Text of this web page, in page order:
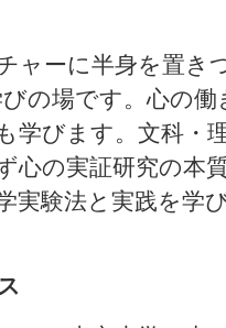
ャーに半身を置き
の場です。心の
学びます。文科・
心の実証研究の本
実験法と実践を学